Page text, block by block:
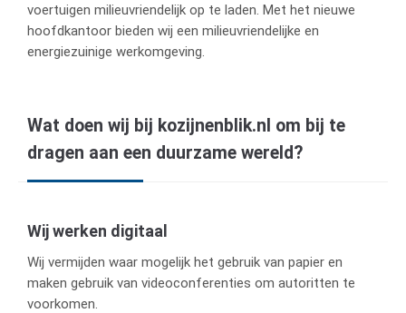
voertuigen milieuvriendelijk op te laden. Met het nieuwe
hoofdkantoor bieden wij een milieuvriendelijke en
energiezuinige werkomgeving.
Wat doen wij bij kozijnenblik.nl om bij te
dragen aan een duurzame wereld?
Wij werken digitaal
Wij vermijden waar mogelijk het gebruik van papier en
maken gebruik van videoconferenties om autoritten te
voorkomen.